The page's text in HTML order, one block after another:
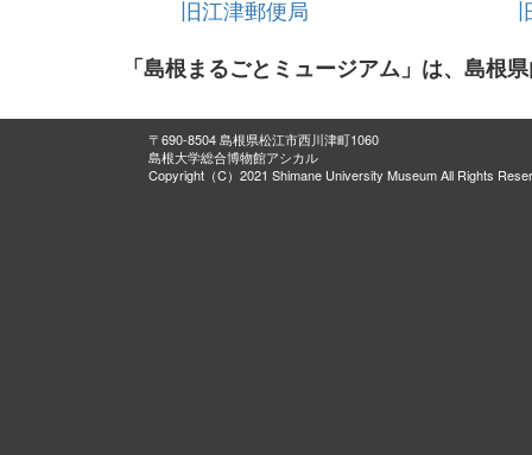
旧江津郵便局
「島根まるごとミュージアム」は、島根
〒690-8504 島根県松江市西川津町1060
島根大学総合博物館アシカル
Copyright（C）2021 Shimane University Museum All Rights